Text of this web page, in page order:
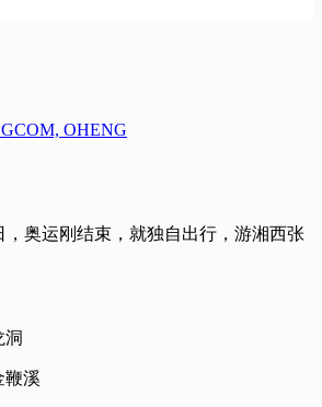
COM, OHENG
，奥运刚结束，就独自出行，游湘西张
洞
鞭溪